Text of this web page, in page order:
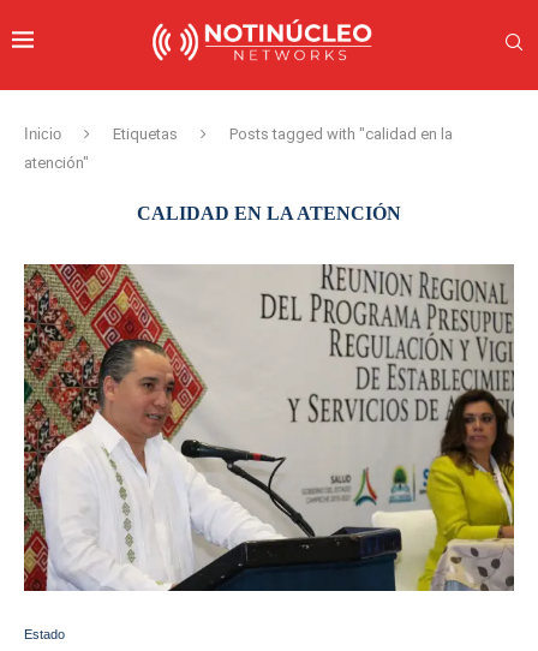
Inicio Etiquetas
Posts tagged with "calidad en la
atención"
CALIDAD EN LA ATENCIÓN
Estado